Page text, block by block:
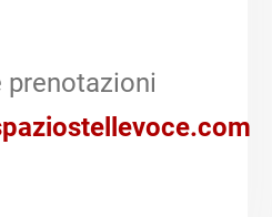
prenotazioni